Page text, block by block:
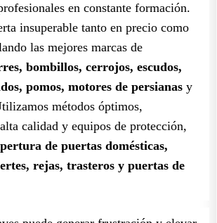
en constante formación.
insuperable tanto en precio como
las mejores marcas de
bombillos, cerrojos, escudos,
pomos, motores de persianas y
métodos óptimos,
calidad y equipos de protección,
de puertas domésticas,
rejas, trasteros y puertas de